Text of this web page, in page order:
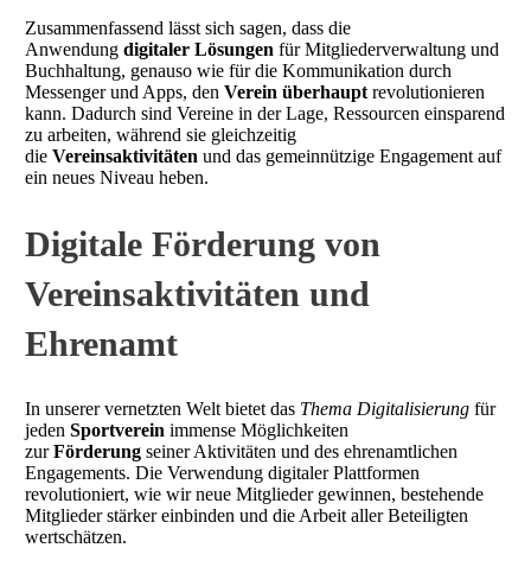
Zusammenfassend lässt sich sagen, dass die
Anwendung digitaler Lösungen für Mitgliederverwaltung und
Buchhaltung, genauso wie für die Kommunikation durch
Messenger und Apps, den Verein überhaupt revolutionieren
kann. Dadurch sind Vereine in der Lage, Ressourcen einsparend
zu arbeiten, während sie gleichzeitig
die Vereinsaktivitäten und das gemeinnützige Engagement auf
ein neues Niveau heben.
Digitale Förderung von
Vereinsaktivitäten und
Ehrenamt
In unserer vernetzten Welt bietet das Thema Digitalisierung für
jeden Sportverein immense Möglichkeiten
zurFörderung seiner Aktivitäten und des ehrenamtlichen
Engagements. Die Verwendung digitaler Plattformen
revolutioniert, wie wir neue Mitglieder gewinnen, bestehende
Mitglieder stärker einbinden und die Arbeit aller Beteiligten
wertschätzen.